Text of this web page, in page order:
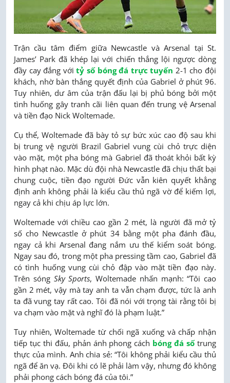
Trận cầu tâm điểm giữa Newcastle và Arsenal tại St.
James’ Park đã khép lại với chiến thắng lội ngược dòng
đầy cay đắng vớitỷ số bóng đá trực tuyến 2-1 cho đội
khách, nhờ bàn thắng quyết định của Gabriel ở phút 96.
Tuy nhiên, dư âm của trận đấu lại bị phủ bóng bởi một
tình huống gây tranh cãi liên quan đến trung vệ Arsenal
và tiền đạo Nick Woltemade.
Cụ thể, Woltemade đã bày tỏ sự bức xúc cao độ sau khi
bị trung vệ người Brazil Gabriel vung cùi chỏ trực diện
vào mặt, một pha bóng mà Gabriel đã thoát khỏi bất kỳ
hình phạt nào. Mặc dù đội nhà Newcastle đã chịu thất bại
chung cuộc, tiền đạo người Đức vẫn kiên quyết khẳng
định anh không phải là kiểu cầu thủ ngã vờ để kiếm lợi,
ngay cả khi chịu áp lực lớn.
Woltemade với chiều cao gần 2 mét, là người đã mở tỷ
số cho Newcastle ở phút 34 bằng một pha đánh đầu,
ngay cả khi Arsenal đang nắm ưu thế kiểm soát bóng.
Ngay sau đó, trong một pha pressing tầm cao, Gabriel đã
có tình huống vung cùi chỏ đập vào mặt tiền đạo này.
Trên sóng Sky Sports, Woltemade nhấn mạnh: “Tôi cao
gần 2 mét, vậy mà tay anh ta vẫn chạm được, tức là anh
ta đã vung tay rất cao. Tôi đã nói với trọng tài rằng tôi bị
va chạm vào mặt và nghĩ đó là phạm luật.”
Tuy nhiên, Woltemade từ chối ngã xuống và chấp nhận
tiếp tục thi đấu, phản ánh phong cách bóng đá sốtrung
thực của mình. Anh chia sẻ: “Tôi không phải kiểu cầu thủ
ngã để ăn vạ. Đôi khi có lẽ phải làm vậy, nhưng đó không
phải phong cách bóng đá của tôi.”